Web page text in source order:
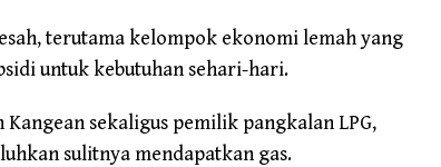
terutama kelompok ekonomi lemah yang
untuk kebutuhan sehari-hari.
sekaligus pemilik pangkalan LPG,
sulitnya mendapatkan gas.